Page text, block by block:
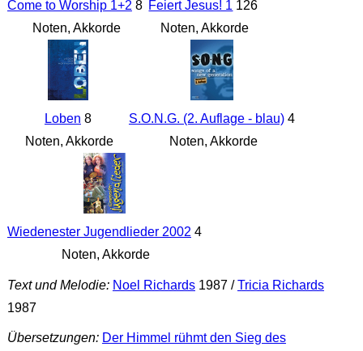
Come to Worship 1+2 8
Noten, Akkorde
Feiert Jesus! 1 126
Noten, Akkorde
Loben 8
Noten, Akkorde
S.O.N.G. (2. Auflage - blau)4
Noten, Akkorde
Wiedenester Jugendlieder 2002 4
Noten, Akkorde
Text und Melodie: Noel Richards1987 /Tricia Richards
1987
Übersetzungen: Der Himmel rühmt den Sieg des